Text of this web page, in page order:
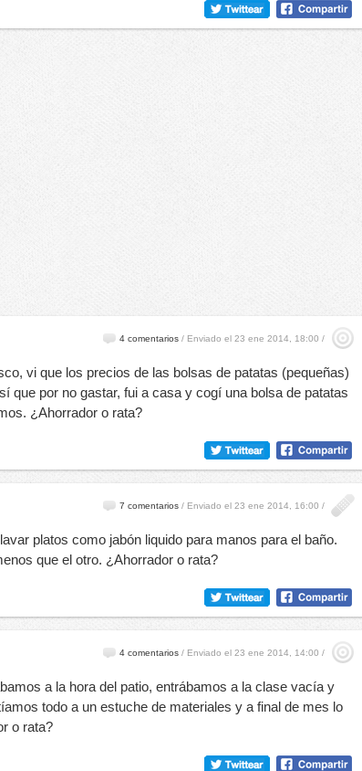
4 comentarios / Enviado el 23 ene 2014, 18:00 /
vi que los precios de las bolsas de patatas (pequeñas)
que por no gastar, fui a casa y cogí una bolsa de patatas
¿Ahorrador o rata?
7 comentarios / Enviado el 23 ene 2014, 16:00 /
platos como jabón liquido para manos para el baño.
que el otro. ¿Ahorrador o rata?
4 comentarios / Enviado el 23 ene 2014, 14:00 /
a la hora del patio, entrábamos a la clase vacía y
todo a un estuche de materiales y a final de mes lo
o rata?